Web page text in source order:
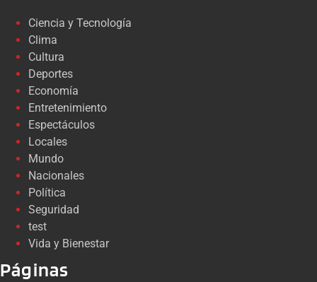
Ciencia y Tecnología
Clima
Cultura
Deportes
Economía
Entretenimiento
Espectáculos
Locales
Mundo
Nacionales
Política
Seguridad
test
Vida y Bienestar
Páginas